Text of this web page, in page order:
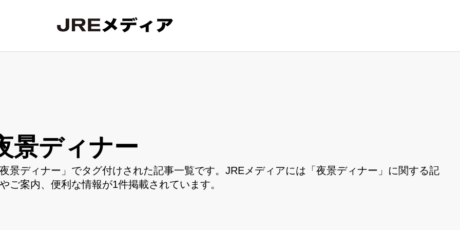
景ディナー
景ディナー」でタグ付けされた記事一覧です。JREメディアには「夜景ディナー」に関する記
ご案内、便利な情報が1件掲載されています。